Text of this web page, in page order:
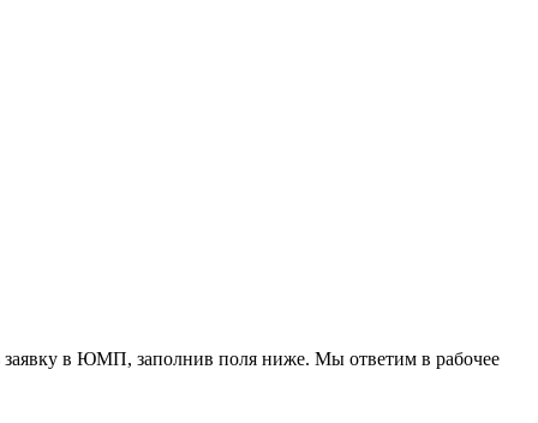
в ЮМП, заполнив поля ниже. Mы ответим в рабочее